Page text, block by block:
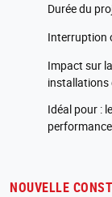
Durée du
Interruption
Impact sur
installations
Idéal pour :
NOUVELLE